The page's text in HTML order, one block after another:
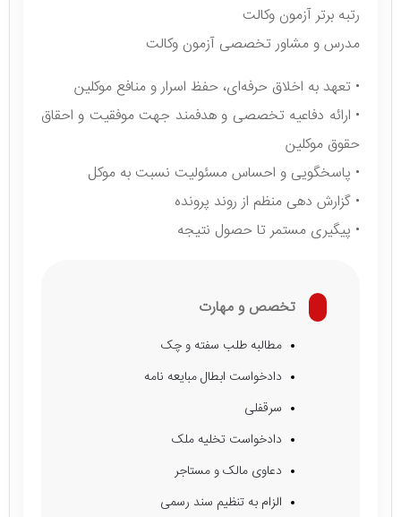
رتبه برتر آزمون وکالت
مدرس و مشاور تخصصی آزمون وکالت
• تعهد به اخلاق حرفه‌ای، حفظ اسرار و منافع موکلین
• ارائه دفاعیه تخصصی و هدفمند جهت موفقیت و احقاق
حقوق موکلین
• پاسخگویی و احساس مسئولیت نسبت به موکل
• گزارش دهی منظم از روند پرونده
• پیگیری مستمر تا حصول نتیجه
تخصص و مهارت
مطالبه طلب سفته و چک
دادخواست ابطال مبایعه نامه
سرقفلی
دادخواست تخلیه ملک
دعاوی مالک و مستاجر
الزام به تنظیم سند رسمی